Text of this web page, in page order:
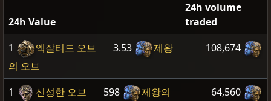
24h Value
24h volume
traded
1
엑잘티드 오브 3.53
제왕
의 오브
108,674
1 신성한 오브 598
제왕의
64,560